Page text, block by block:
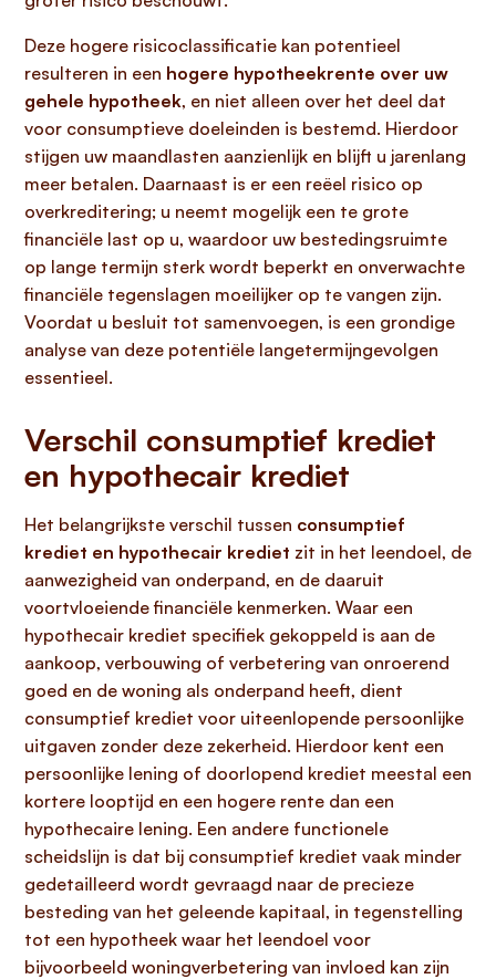
Deze hogere risicoclassificatie kan potentieel
resulteren in een hogere hypotheekrente over uw
gehele hypotheek, en niet alleen over het deel dat
voor consumptieve doeleinden is bestemd. Hierdoor
stijgen uw maandlasten aanzienlijk en blijft u jarenlang
meer betalen. Daarnaast is er een reëel risico op
overkreditering; u neemt mogelijk een te grote
financiële last op u, waardoor uw bestedingsruimte
op lange termijn sterk wordt beperkt en onverwachte
financiële tegenslagen moeilijker op te vangen zijn.
Voordat u besluit tot samenvoegen, is een grondige
analyse van deze potentiële langetermijngevolgen
essentieel.
Verschil consumptief krediet
en hypothecair krediet
Het belangrijkste verschil tussen consumptief
krediet en hypothecair krediet zit in het leendoel, de
aanwezigheid van onderpand, en de daaruit
voortvloeiende financiële kenmerken. Waar een
hypothecair krediet specifiek gekoppeld is aan de
aankoop, verbouwing of verbetering van onroerend
goed en de woning als onderpand heeft, dient
consumptief krediet voor uiteenlopende persoonlijke
uitgaven zonder deze zekerheid. Hierdoor kent een
persoonlijke lening of doorlopend krediet meestal een
kortere looptijd en een hogere rente dan een
hypothecaire lening. Een andere functionele
scheidslijn is dat bij consumptief krediet vaak minder
gedetailleerd wordt gevraagd naar de precieze
besteding van het geleende kapitaal, in tegenstelling
tot een hypotheek waar het leendoel voor
bijvoorbeeld woningverbetering van invloed kan zijn